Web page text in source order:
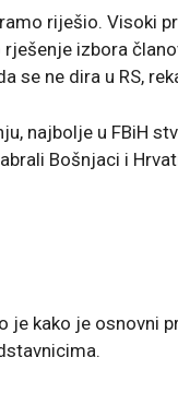
riješio. Visoki
izbora
se ne dira u RS,
najbolje u FBiH
Bošnjaci i
je kako je osnovni